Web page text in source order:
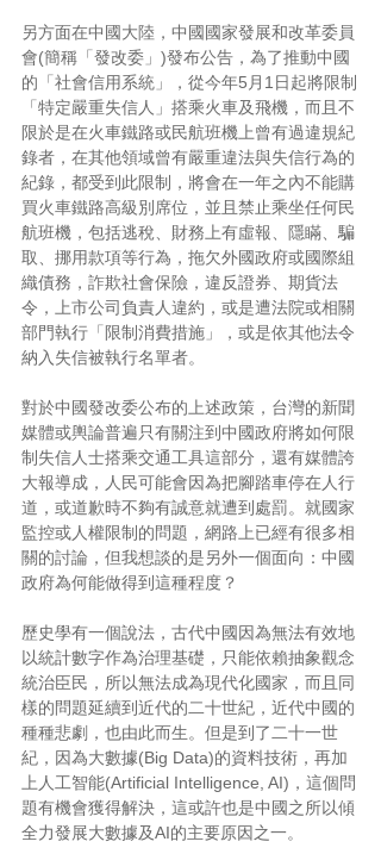
另方面在中國大陸，中國國家發展和改革委員
會(簡稱「發改委」)發布公告，為了推動中國
的「社會信用系統」，從今年5月1日起將限制
「特定嚴重失信人」搭乘火車及飛機，而且不
限於是在火車鐵路或民航班機上曾有過違規紀
錄者，在其他領域曾有嚴重違法與失信行為的
紀錄，都受到此限制，將會在一年之內不能購
買火車鐵路高級別席位，並且禁止乘坐任何民
航班機，包括逃稅、財務上有虛報、隱瞞、騙
取、挪用款項等行為，拖欠外國政府或國際組
織債務，詐欺社會保險，違反證券、期貨法
令，上市公司負責人違約，或是遭法院或相關
部門執行「限制消費措施」，或是依其他法令
納入失信被執行名單者。
對於中國發改委公布的上述政策，台灣的新聞
媒體或輿論普遍只有關注到中國政府將如何限
制失信人士搭乘交通工具這部分，還有媒體誇
大報導成，人民可能會因為把腳踏車停在人行
道，或道歉時不夠有誠意就遭到處罰。就國家
監控或人權限制的問題，網路上已經有很多相
關的討論，但我想談的是另外一個面向：中國
政府為何能做得到這種程度？
歷史學有一個說法，古代中國因為無法有效地
以統計數字作為治理基礎，只能依賴抽象觀念
統治臣民，所以無法成為現代化國家，而且同
樣的問題延續到近代的二十世紀，近代中國的
種種悲劇，也由此而生。但是到了二十一世
紀，因為大數據(Big Data)的資料技術，再加
上人工智能(Artificial Intelligence, AI)，這個問
題有機會獲得解決，這或許也是中國之所以傾
全力發展大數據及AI的主要原因之一。